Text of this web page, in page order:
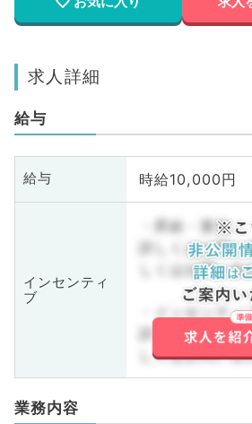
求人詳細
給与
給与 時給10,000円
インセンティ
ブ
・昇給・賞与
詳しくはお問い
しくはお問い合
・インセンティ
詳しくはお問い
しくはお問い
業務内容